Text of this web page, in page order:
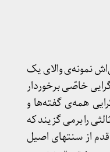
نمونه‌ی والای یک
خاصّی برخوردار
همه‌ی گفته‌ها و
را برمی گزیند که
از سنتهای اصیل